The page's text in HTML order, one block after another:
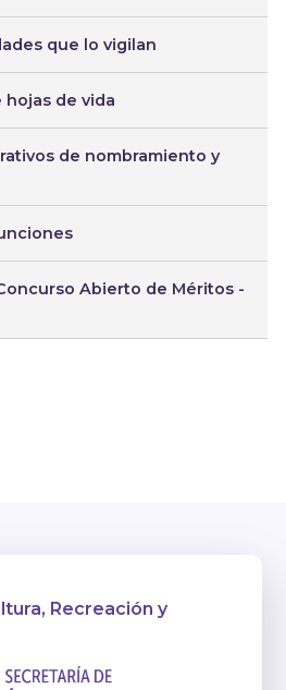
que lo vigilan
hojas de vida
de nombramiento y
Abierto de Méritos -
Recreación y